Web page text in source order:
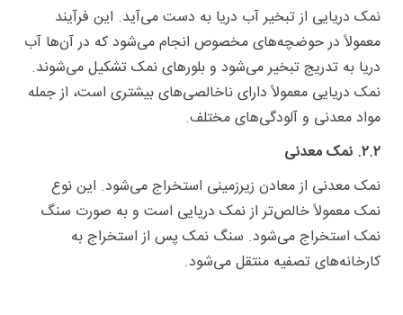
نمک دریایی از تبخیر آب دریا به دست می‌آید. این فرآیند
معمولاً در حوضچه‌های مخصوص انجام می‌شود که در آن‌ها آب
دریا به تدریج تبخیر می‌شود و بلورهای نمک تشکیل می‌شوند.
نمک دریایی معمولاً دارای ناخالصی‌های بیشتری است، از جمله
مواد معدنی و آلودگی‌های مختلف.
۲.۲. نمک معدنی
نمک معدنی از معادن زیرزمینی استخراج می‌شود. این نوع
نمک معمولاً خالص‌تر از نمک دریایی است و به صورت سنگ
نمک استخراج می‌شود. سنگ نمک پس از استخراج به
کارخانه‌های تصفیه منتقل می‌شود.